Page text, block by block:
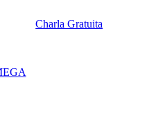
Charla Gratuita